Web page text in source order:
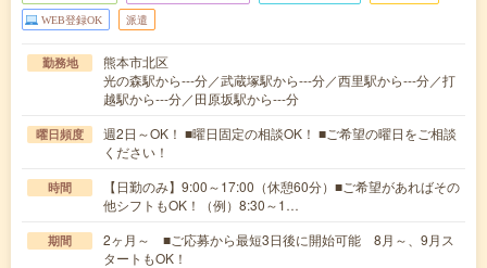
WEB登録OK 派遣
勤務地
熊本市北区
光の森駅から---分／武蔵塚駅から---分／西里駅から---分／打
越駅から---分／田原坂駅から---分
曜日頻度
週2日～OK！ ■曜日固定の相談OK！ ■ご希望の曜日をご相談
ください！
時間
【日勤のみ】9:00～17:00（休憩60分）■ご希望があればその
他シフトもOK！（例）8:30～1…
期間
2ヶ月～ ■ご応募から最短3日後に開始可能 8月～、9月ス
タートもOK！